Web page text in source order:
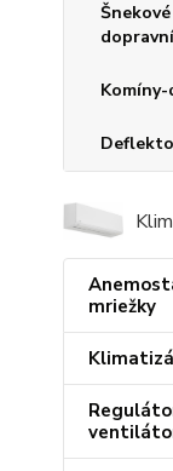
mriežky